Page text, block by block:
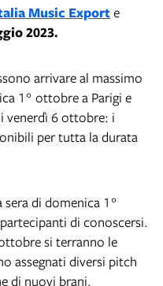
Music Exporte
2023.
arrivare al massimo
1° ottobre a Parigi e
venerdì 6 ottobre: i
per tutta la durata
di domenica 1°
di conoscersi.
si terranno le
assegnati diversi pitch
di nuovi brani.